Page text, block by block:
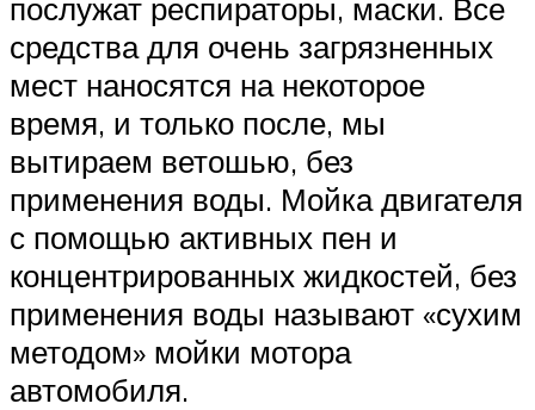
послужат респираторы, маски. Все
средства для очень загрязненных
мест наносятся на некоторое
время, и только после, мы
вытираем ветошью, без
применения воды. Мойка двигателя
с помощью активных пен и
концентрированных жидкостей, без
применения воды называют «сухим
методом» мойки мотора
автомобиля.